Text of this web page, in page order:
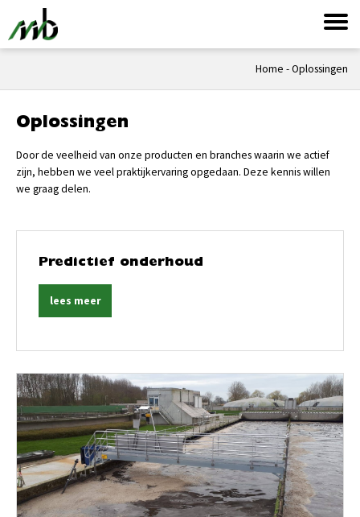
Home -Oplossingen
Oplossingen
Door de veelheid van onze producten en branches waarin we actief
zijn, hebben we veel praktijkervaring opgedaan. Deze kennis willen
we graag delen.
Predictief onderhoud
lees meer